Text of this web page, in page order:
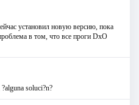
установил новую версию, пока
в том, что все проги DxO
soluci?n?